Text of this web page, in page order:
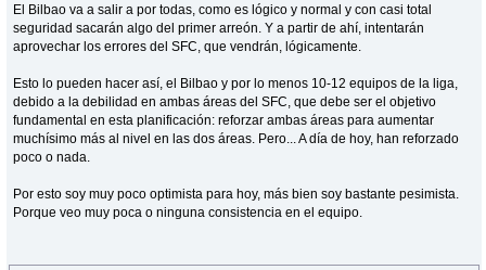
El Bilbao va a salir a por todas, como es lógico y normal y con casi total
seguridad sacarán algo del primer arreón. Y a partir de ahí, intentarán
aprovechar los errores del SFC, que vendrán, lógicamente.
Esto lo pueden hacer así, el Bilbao y por lo menos 10-12 equipos de la liga,
debido a la debilidad en ambas áreas del SFC, que debe ser el objetivo
fundamental en esta planificación: reforzar ambas áreas para aumentar
muchísimo más al nivel en las dos áreas. Pero... A día de hoy, han reforzado
poco o nada.
Por esto soy muy poco optimista para hoy, más bien soy bastante pesimista.
Porque veo muy poca o ninguna consistencia en el equipo.